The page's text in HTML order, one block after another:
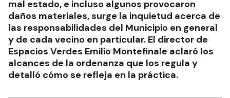
mal estado, e incluso algunos provocaron
daños materiales, surge la inquietud acerca de
las responsabilidades del Municipio en general
y de cada vecino en particular. El director de
Espacios Verdes Emilio Montefinale aclaró los
alcances de la ordenanza que los regula y
detalló cómo se refleja en la práctica.